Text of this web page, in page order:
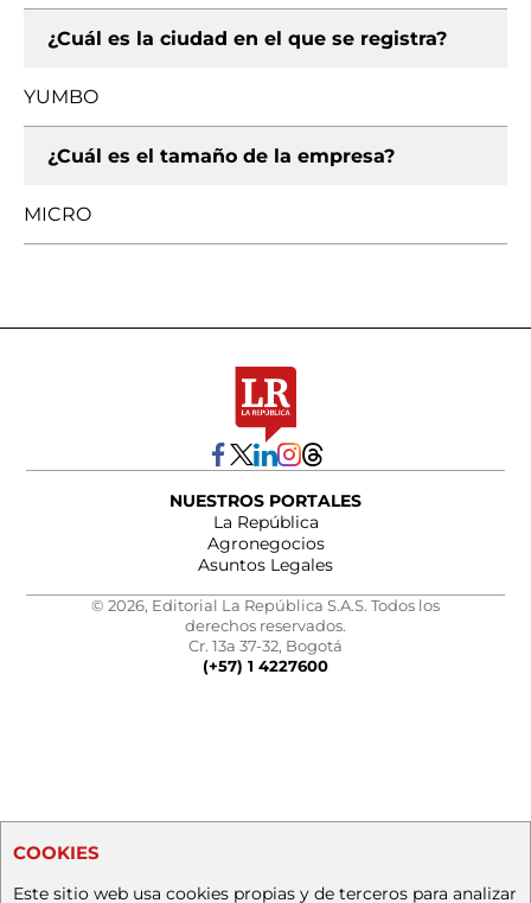
¿Cuál es la ciudad en el que se registra?
YUMBO
¿Cuál es el tamaño de la empresa?
MICRO
NUESTROS PORTALES
La República
Agronegocios
Asuntos Legales
© 2026, Editorial La República S.A.S. Todos los
derechos reservados.
Cr. 13a 37-32, Bogotá
(+57) 1 4227600
COOKIES
Este sitio web usa cookies propias y de terceros para analizar